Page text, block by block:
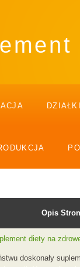
Opis
diety na
doskonały